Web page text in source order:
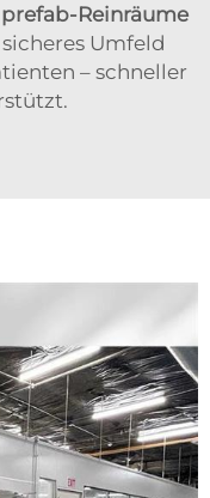
prefab-Reinräume
Umfeld
– schneller